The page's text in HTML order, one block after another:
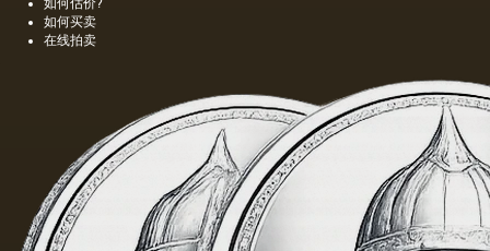
如何估价?
如何买卖
在线拍卖